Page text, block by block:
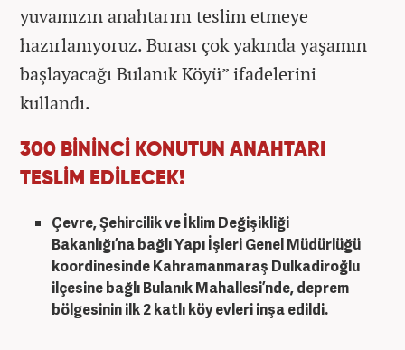
yuvamızın anahtarını teslim etmeye
hazırlanıyoruz. Burası çok yakında yaşamın
başlayacağı Bulanık Köyü” ifadelerini
kullandı.
300 BİNİNCİ KONUTUN ANAHTARI
TESLİM EDİLECEK!
Çevre, Şehircilik ve İklim Değişikliği
Bakanlığı’na bağlı Yapı İşleri Genel Müdürlüğü
koordinesinde Kahramanmaraş Dulkadiroğlu
ilçesine bağlı Bulanık Mahallesi’nde, deprem
bölgesinin ilk 2 katlı köy evleri inşa edildi.